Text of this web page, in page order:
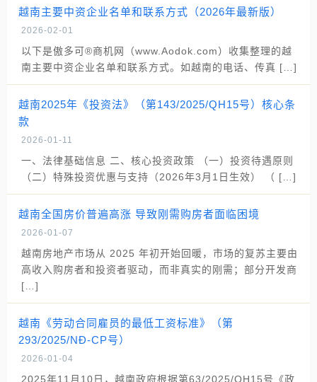
越南主要中资企业名单和联系方式（2026年最新版）
2026-02-01
以下是傲多可®商机网（www.Aodok.com）收集整理的越
南主要中资企业名单和联系方式。如越南的电话、传真 […]
越南2025年《投资法》（第143/2025/QH15号）核心条
款
2026-01-11
一、法律基础信息 二、核心投资政策 （一）投资待遇原则
（二）特殊投资优惠与支持（2026年3月1日生效） （ […]
越南全国房价普遍高涨 导致刚需购房者面临困境
2026-01-07
越南房地产市场从 2025 年初开始回暖，市场的复苏主要由
高收入购房者和投资者驱动，而非真实的刚需；部分开发商
[…]
越南《劳动合同雇员的最低工资标准》（第
293/2025/NĐ-CP号）
2026-01-04
2025年11月10日，越南政府根据第63/2025/QH15号《政